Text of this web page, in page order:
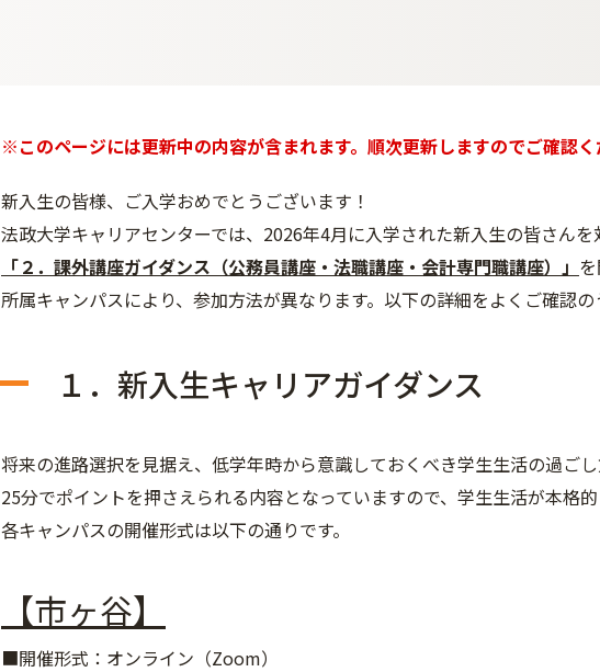
※このページには更新中の内容が含まれます。順次更新しますのでご確認
新入生の皆様、ご入学おめでとうございます！
法政大学キャリアセンターでは、2026年4月に入学された新入生の皆さんを
「２．課外講座ガイダンス（公務員講座・法職講座・会計専門職講座）」
所属キャンパスにより、参加方法が異なります。以下の詳細をよくご確認
１．新入生キャリアガイダンス
将来の進路選択を見据え、低学年時から意識しておくべき学生生活の過ご
25分でポイントを押さえられる内容となっていますので、学生生活が本格
各キャンパスの開催形式は以下の通りです。
【市ヶ谷】
■開催形式：オンライン（Zoom）